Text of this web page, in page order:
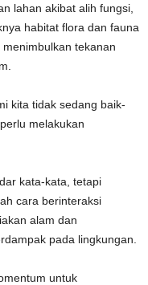
lahan akibat alih fungsi,
habitat flora dan fauna
tekanan
kita tidak sedang baik-
melakukan
kata-kata, tetapi
cara berinteraksi
alam dan
pada lingkungan.
untuk